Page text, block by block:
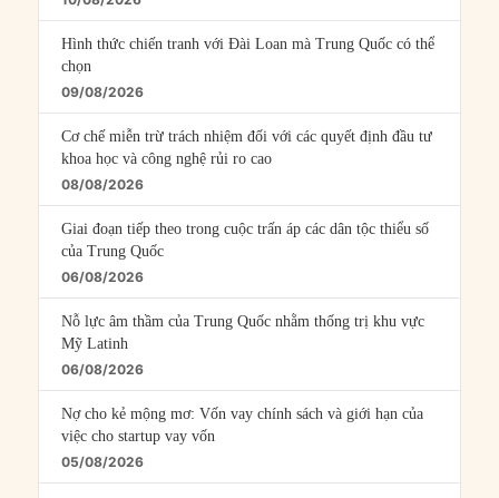
Hình thức chiến tranh với Đài Loan mà Trung Quốc có thể
chọn
09/08/2026
Cơ chế miễn trừ trách nhiệm đối với các quyết định đầu tư
khoa học và công nghệ rủi ro cao
08/08/2026
Giai đoạn tiếp theo trong cuộc trấn áp các dân tộc thiểu số
của Trung Quốc
06/08/2026
Nỗ lực âm thầm của Trung Quốc nhằm thống trị khu vực
Mỹ Latinh
06/08/2026
Nợ cho kẻ mộng mơ: Vốn vay chính sách và giới hạn của
việc cho startup vay vốn
05/08/2026